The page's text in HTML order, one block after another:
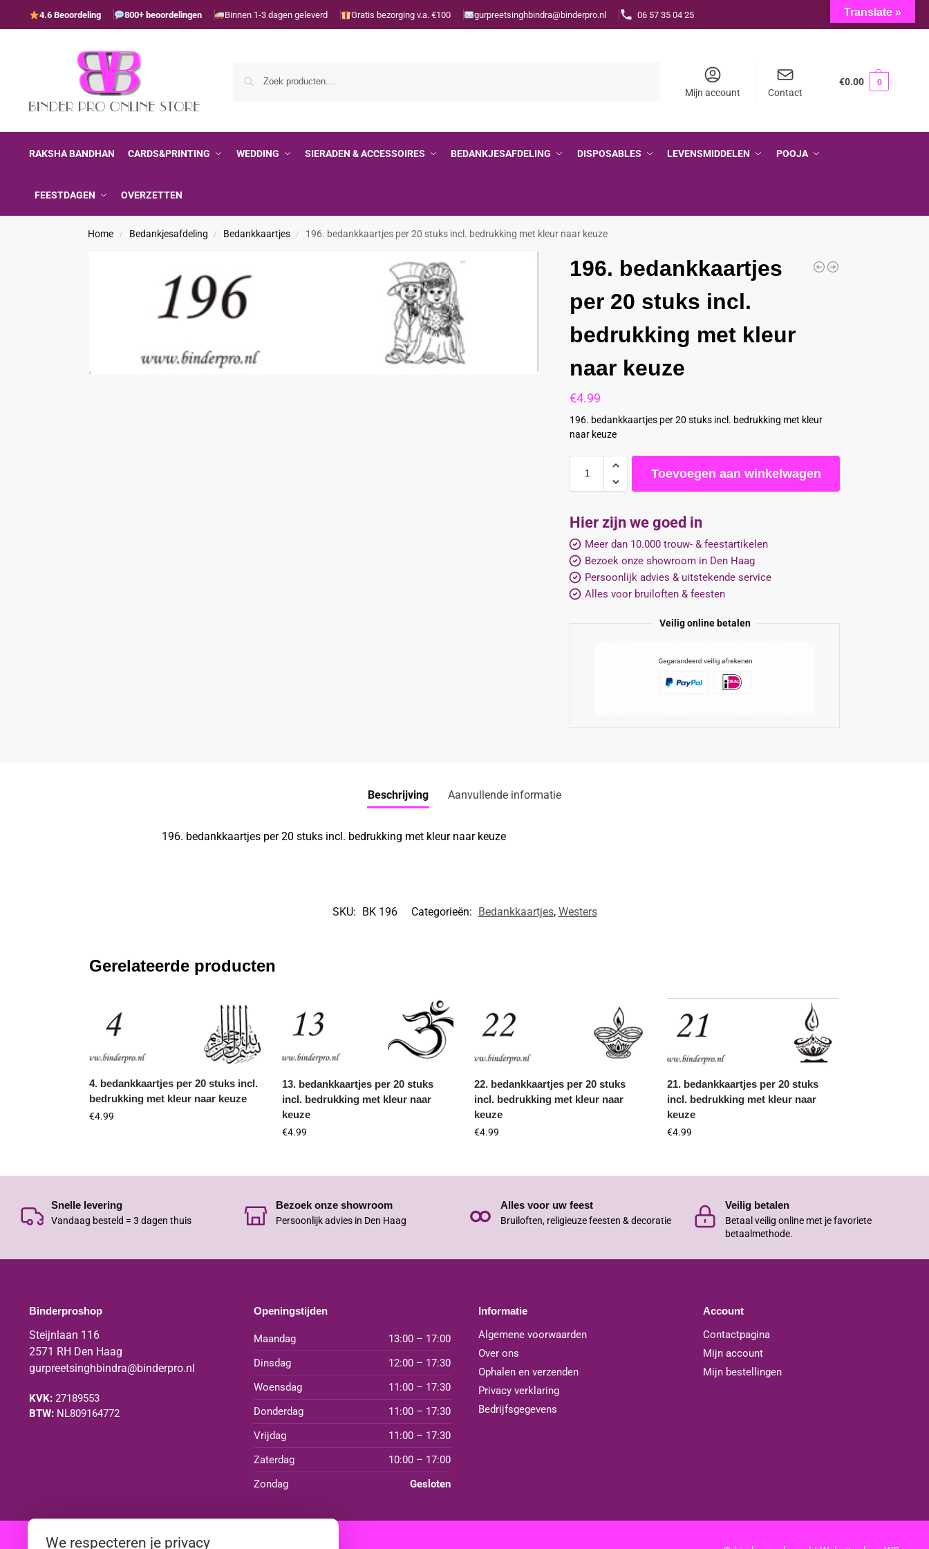
4.6 Beoordeling 800+ beoordelingen Binnen 1-3 dagen geleverd Gratis bezorging v.a. €100 gurpreetsinghbindra@binderpro.nl 06 57 35 04 25
Mijn account Contact
€0.00 0
RAKSHA BANDHAN CARDS&PRINTING WEDDING SIERADEN & ACCESSOIRES BEDANKJESAFDELING DISPOSABLES LEVENSMIDDELEN POOJA
FEESTDAGEN OVERZETTEN
Home / Bedankjesafdeling / Bedankkaartjes / 196. bedankkaartjes per 20 stuks incl. bedrukking met kleur naar keuze
196. bedankkaartjes
per 20 stuks incl.
bedrukking met kleur
naar keuze
€4.99
196. bedankkaartjes per 20 stuks incl. bedrukking met kleur
naar keuze
Toevoegen aan winkelwagen
Hier zijn we goed in
Meer dan 10.000 trouw- & feestartikelen
Bezoek onze showroom in Den Haag
Persoonlijk advies & uitstekende service
Alles voor bruiloften & feesten
Veilig online betalen
Beschrijving Aanvullende informatie
196. bedankkaartjes per 20 stuks incl. bedrukking met kleur naar keuze
SKU: BK 196 Categorieën: Bedankkaartjes, Westers
Gerelateerde producten
4. bedankkaartjes per 20 stuks incl.
bedrukking met kleur naar keuze
€4.99
13. bedankkaartjes per 20 stuks
incl. bedrukking met kleur naar
keuze
€4.99
22. bedankkaartjes per 20 stuks
incl. bedrukking met kleur naar
keuze
€4.99
21. bedankkaartjes per 20 stuks
incl. bedrukking met kleur naar
keuze
€4.99
Snelle levering
Vandaag besteld = 3 dagen thuis
Bezoek onze showroom
Persoonlijk advies in Den Haag
Alles voor uw feest
Bruiloften, religieuze feesten & decoratie
Veilig betalen
Betaal veilig online met je favoriete
betaalmethode.
Binderproshop
Steijnlaan 116
2571 RH Den Haag
gurpreetsinghbindra@binderpro.nl
KVK:27189553
BTW:NL809164772
Openingstijden
Maandag
13:00 – 17:00
Dinsdag
12:00 – 17:30
Woensdag
11:00 – 17:30
Donderdag
11:00 – 17:30
Vrijdag
11:00 – 17:30
Zaterdag
10:00 – 17:00
Zondag
Gesloten
Informatie
Algemene voorwaarden
Over ons
Ophalen en verzenden
Privacy verklaring
Bedrijfsgegevens
Account
Contactpagina
Mijn account
Mijn bestellingen
Translate »
We respecteren je privacy